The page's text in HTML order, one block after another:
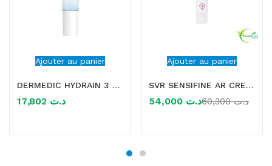
Ajouter au panier
DERMEDIC HYDRAIN 3 CREME CONTOUR DES YEUX HYDRATANT 15ML
د.ت
Ajouter au panier
SVR SENSIFINE AR CREME RICHE ANTI ROUGEUR 40ML
د.ت د.ت60,300